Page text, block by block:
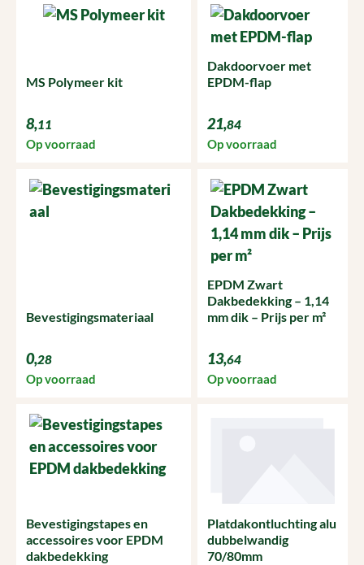
MS Polymeer kit
8,11
Op voorraad
Dakdoorvoer met
EPDM-flap
21,84
Op voorraad
Bevestigingsmateriaal
0,28
Op voorraad
EPDM Zwart
Dakbedekking – 1,14
mm dik – Prijs per m²
13,64
Op voorraad
Bevestigingstapes en
accessoires voor EPDM
dakbedekking
Platdakontluchting alu
dubbelwandig
70/80mm